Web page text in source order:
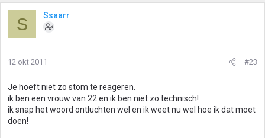
S Ssaarr
12 okt 2011 #23
Je hoeft niet zo stom te reageren.
ik ben een vrouw van 22 en ik ben niet zo technisch!
ik snap het woord ontluchten wel en ik weet nu wel hoe ik dat moet
doen!